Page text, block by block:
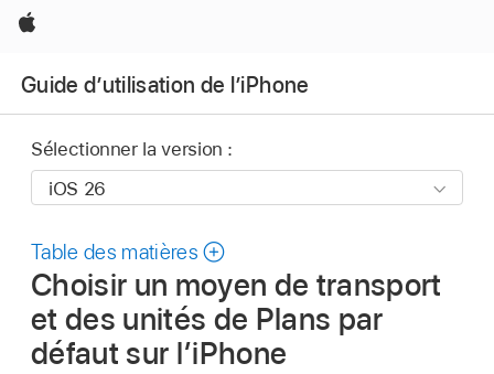
Apple
Guide d’utilisation de l’iPhone
Sélectionner la version :
Table des matières
Choisir un moyen de transport
et des unités de Plans par
défaut sur l’iPhone